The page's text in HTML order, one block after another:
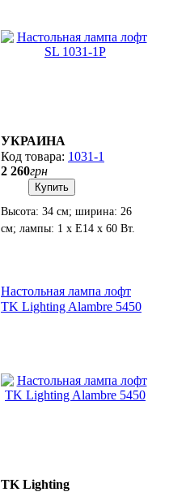
УКРАИНА
1031-1
2 260грн
Купить
Высота: 34 см; ширина: 26
см; лампы: 1 х Е14 х 60 Вт.
Настольная лампа лофт
TK Lighting Alambre 5450
TK Lighting